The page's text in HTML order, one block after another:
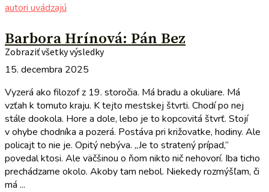
Zobraziť všetky výsledky
autori uvádzajú
Barbora Hrínová: Pán Bez
15. decembra 2025
Vyzerá ako filozof z 19. storočia. Má bradu a okuliare. Má
vzťah k tomuto kraju. K tejto mestskej štvrti. Chodí po nej
stále dookola. Hore a dole, lebo je to kopcovitá štvrť. Stojí
v ohybe chodníka a pozerá. Postáva pri križovatke, hodiny. Ale
policajt to nie je. Opitý nebýva. „Je to stratený prípad,“
povedal ktosi. Ale väčšinou o ňom nikto nič nehovorí. Iba ticho
prechádzame okolo. Akoby tam nebol. Niekedy rozmýšľam, či
má ...